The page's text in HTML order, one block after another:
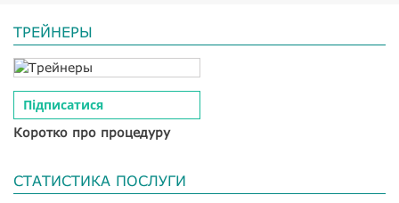
ТРЕЙНЕРЫ
Підписатися
Коротко про процедуру
СТАТИСТИКА ПОСЛУГИ